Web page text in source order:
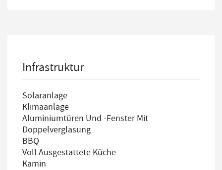
Infrastruktur
Solaranlage
Klimaanlage
Aluminiumtüren Und -fenster Mit
Doppelverglasung
BBQ
Voll Ausgestattete Küche
Kamin